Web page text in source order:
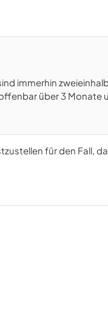
immerhin
über 3
für den Fall,